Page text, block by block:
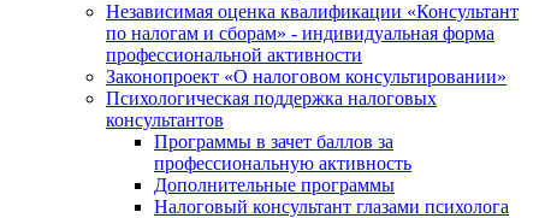
Независимая оценка квалификации «Консультант
по налогам и сборам» - индивидуальная форма
профессиональной активности
Законопроект «О налоговом консультировании»
Психологическая поддержка налоговых
консультантов
Программы в зачет баллов за
профессиональную активность
Дополнительные программы
Налоговый консультант глазами психолога